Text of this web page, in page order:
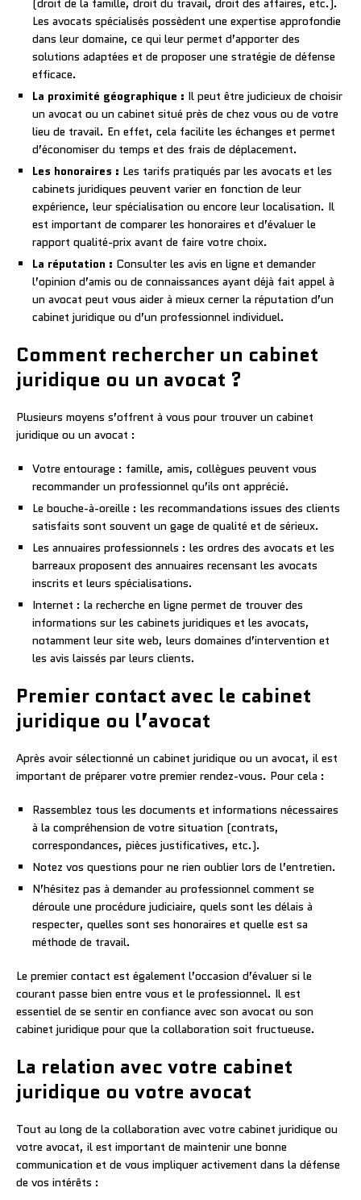
Les avocats spécialisés possèdent une expertise approfondie
dans leur domaine, ce qui leur permet d’apporter des
solutions adaptées et de proposer une stratégie de défense
efficace.
La proximité géographique : Il peut être judicieux de choisir
un avocat ou un cabinet situé près de chez vous ou de votre
lieu de travail. En effet, cela facilite les échanges et permet
d’économiser du temps et des frais de déplacement.
Les honoraires : Les tarifs pratiqués par les avocats et les
cabinets juridiques peuvent varier en fonction de leur
expérience, leur spécialisation ou encore leur localisation. Il
est important de comparer les honoraires et d’évaluer le
rapport qualité-prix avant de faire votre choix.
La réputation : Consulter les avis en ligne et demander
l’opinion d’amis ou de connaissances ayant déjà fait appel à
un avocat peut vous aider à mieux cerner la réputation d’un
cabinet juridique ou d’un professionnel individuel.
Comment rechercher un cabinet
juridique ou un avocat ?
Plusieurs moyens s’offrent à vous pour trouver un cabinet
juridique ou un avocat :
Votre entourage : famille, amis, collègues peuvent vous
recommander un professionnel qu’ils ont apprécié.
Le bouche-à-oreille : les recommandations issues des clients
satisfaits sont souvent un gage de qualité et de sérieux.
Les annuaires professionnels : les ordres des avocats et les
barreaux proposent des annuaires recensant les avocats
inscrits et leurs spécialisations.
Internet : la recherche en ligne permet de trouver des
informations sur les cabinets juridiques et les avocats,
notamment leur site web, leurs domaines d’intervention et
les avis laissés par leurs clients.
Premier contact avec le cabinet
juridique ou l’avocat
Après avoir sélectionné un cabinet juridique ou un avocat, il est
important de préparer votre premier rendez-vous. Pour cela :
Rassemblez tous les documents et informations nécessaires
à la compréhension de votre situation (contrats,
correspondances, pièces justificatives, etc.).
Notez vos questions pour ne rien oublier lors de l’entretien.
N’hésitez pas à demander au professionnel comment se
déroule une procédure judiciaire, quels sont les délais à
respecter, quelles sont ses honoraires et quelle est sa
méthode de travail.
Le premier contact est également l’occasion d’évaluer si le
courant passe bien entre vous et le professionnel. Il est
essentiel de se sentir en confiance avec son avocat ou son
cabinet juridique pour que la collaboration soit fructueuse.
La relation avec votre cabinet
juridique ou votre avocat
Tout au long de la collaboration avec votre cabinet juridique ou
votre avocat, il est important de maintenir une bonne
communication et de vous impliquer activement dans la défense
de vos intérêts :